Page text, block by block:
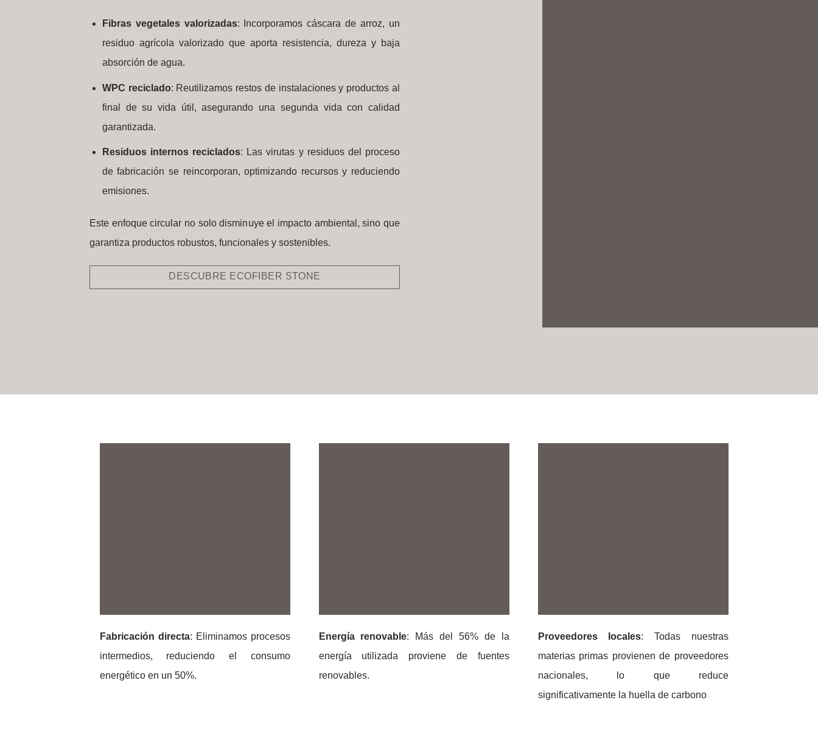
Fibras vegetales valorizadas: Incorporamos cáscara de arroz, un
residuo agrícola valorizado que aporta resistencia, dureza y baja
absorción de agua.
WPC reciclado: Reutilizamos restos de instalaciones y productos al
final de su vida útil, asegurando una segunda vida con calidad
garantizada.
Residuos internos reciclados: Las virutas y residuos del proceso
de fabricación se reincorporan, optimizando recursos y reduciendo
emisiones.
Este enfoque circular no solo disminuye el impacto ambiental, sino que
garantiza productos robustos, funcionales y sostenibles.
DESCUBRE ECOFIBER STONE
Fabricación directa: Eliminamos procesos
intermedios, reduciendo el consumo
energético en un 50%.
Energía renovable: Más del 56% de la
energía utilizada proviene de fuentes
renovables.
Proveedores locales: Todas nuestras
materias primas provienen de proveedores
nacionales, lo que reduce
significativamente la huella de carbono